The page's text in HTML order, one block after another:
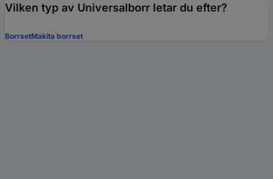
Vilken typ av Universalborr letar du efter?
BorrsetMakita borrset